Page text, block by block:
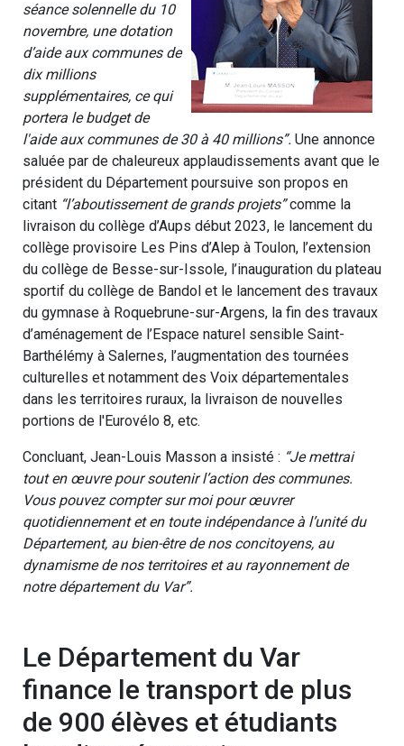
séance solennelle du 10
novembre, une dotation
d’aide aux communes de
dix millions
supplémentaires, ce qui
portera le budget de
l'aide aux communes de 30 à 40 millions”. Une annonce
saluée par de chaleureux applaudissements avant que le
président du Département poursuive son propos en
citant “l’aboutissement de grands projets”comme la
livraison du collège d’Aups début 2023, le lancement du
collège provisoire Les Pins d’Alep à Toulon, l’extension
du collège de Besse-sur-Issole, l’inauguration du plateau
sportif du collège de Bandol et le lancement des travaux
du gymnase à Roquebrune-sur-Argens, la fin des travaux
d’aménagement de l’Espace naturel sensible Saint-
Barthélémy à Salernes, l’augmentation des tournées
culturelles et notamment des Voix départementales
dans les territoires ruraux, la livraison de nouvelles
portions de l'Eurovélo 8, etc.
Concluant, Jean-Louis Masson a insisté : “Je mettrai
tout en œuvre pour soutenir l’action des communes.
Vous pouvez compter sur moi pour œuvrer
quotidiennement et en toute indépendance à l’unité du
Département, au bien-être de nos concitoyens, au
dynamisme de nos territoires et au rayonnement de
notre département du Var”.
Le Département du Var
finance le transport de plus
de 900 élèves et étudiants